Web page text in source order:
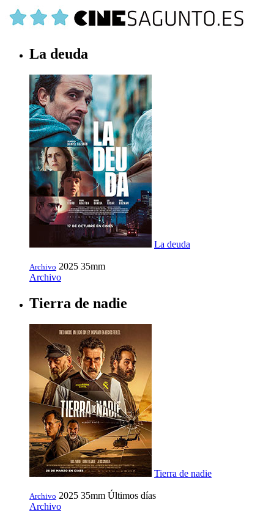
La deuda
La deuda
Archivo 2025 35mm
Archivo
Tierra de nadie
Tierra de nadie
Archivo 2025 35mm Últimos días
Archivo